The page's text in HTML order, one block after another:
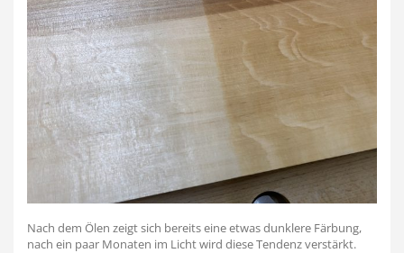
Nach dem Ölen zeigt sich bereits eine etwas dunklere Färbung,
nach ein paar Monaten im Licht wird diese Tendenz verstärkt.